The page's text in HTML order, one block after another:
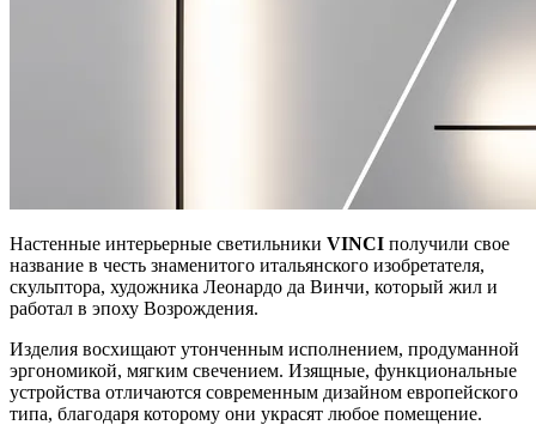
Настенные интерьерные светильники VINCI получили свое
название в честь знаменитого итальянского изобретателя,
скульптора, художника Леонардо да Винчи, который жил и
работал в эпоху Возрождения.
Изделия восхищают утонченным исполнением, продуманной
эргономикой, мягким свечением. Изящные, функциональные
устройства отличаются современным дизайном европейского
типа, благодаря которому они украсят любое помещение.